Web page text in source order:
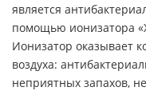
является
помощью ионизатора
Ионизатор оказывает
воздуха:
неприятных запахов,